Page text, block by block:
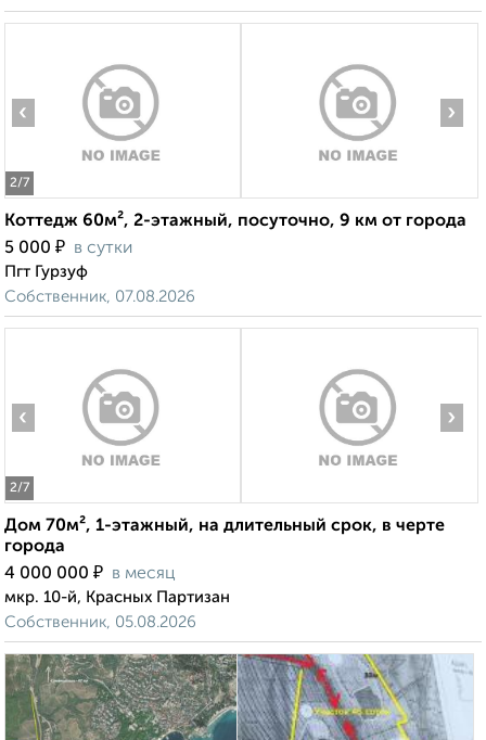
2/7
‹ ›
Коттедж 60м², 2-этажный, посуточно, 9 км от города
5 000 ₽ в сутки
Пгт Гурзуф
Собственник, 07.08.2026
2/7
‹ ›
Дом 70м², 1-этажный, на длительный срок, в черте
города
4 000 000 ₽ в месяц
мкр. 10-й, Красных Партизан
Собственник, 05.08.2026